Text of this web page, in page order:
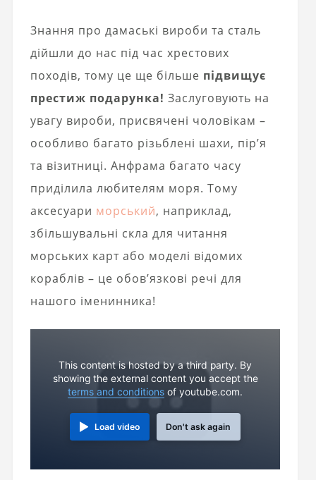
Знання про дамаські вироби та сталь
дійшли до нас під час хрестових
походів, тому це ще більше підвищує
престиж подарунка! Заслуговують на
увагу вироби, присвячені чоловікам –
особливо багато різьблені шахи, пір’я
та візитниці. Анфрама багато часу
приділила любителям моря. Тому
аксесуари морський, наприклад,
збільшувальні скла для читання
морських карт або моделі відомих
кораблів – це обов’язкові речі для
нашого іменинника!
This content is hosted by a third party. By
showing the external content you accept the
terms and conditions of youtube.com.
Load video Don't ask again